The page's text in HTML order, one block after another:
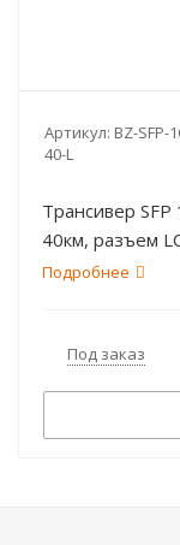
Артикул: BZ-SFP-
40-L
Трансивер
40км, разъем
Подробнее
Под заказ